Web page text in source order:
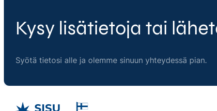
Kysy lisätietoja tai
Syötä tietosi alle ja olemme sinuun yhteydessä pian.